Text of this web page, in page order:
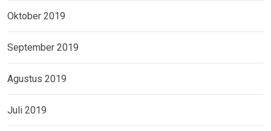
Oktober 2019
September 2019
Agustus 2019
Juli 2019